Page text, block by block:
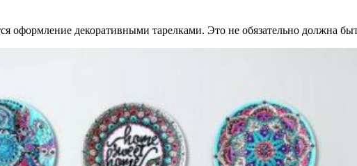
оформление декоративными тарелками. Это не обязательно должна